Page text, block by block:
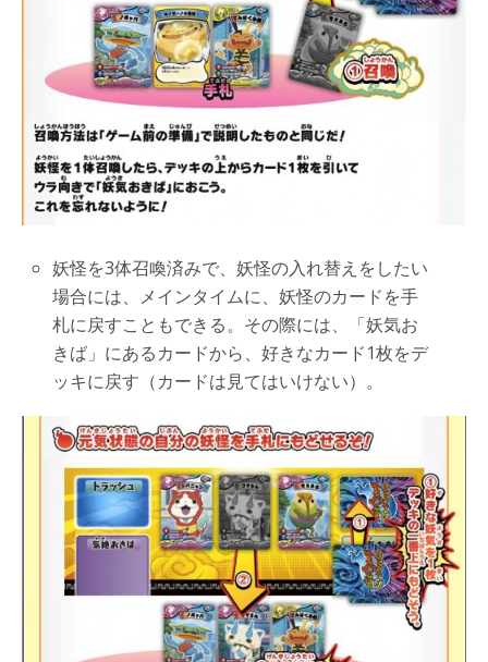
妖怪を3体召喚済みで、妖怪の入れ替えをしたい
場合には、メインタイムに、妖怪のカードを手
札に戻すこともできる。その際には、「妖気お
きば」にあるカードから、好きなカード1枚をデ
ッキに戻す（カードは見てはいけない）。